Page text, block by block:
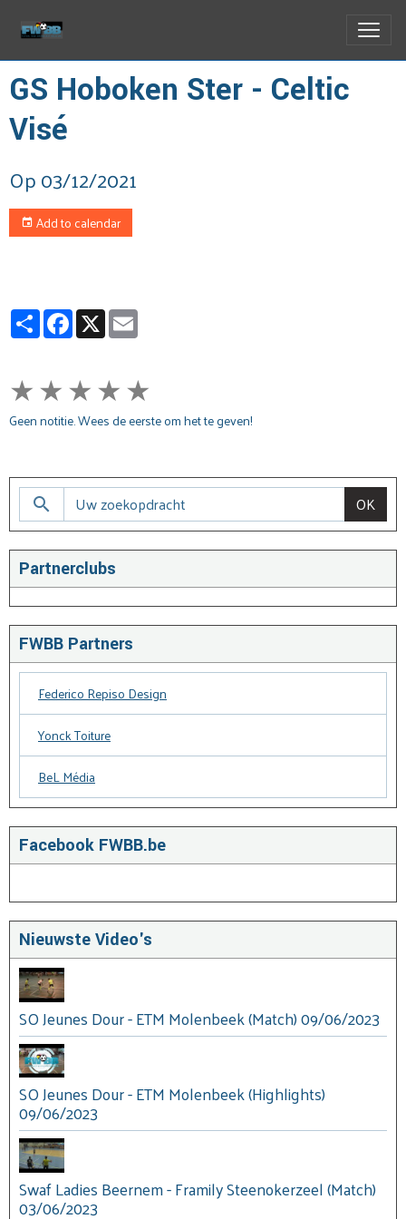
GS Hoboken Ster - Celtic
Visé
Op 03/12/2021
Add to calendar
PartagerFacebook
X
★★★★★
Geen notitie. Wees de eerste om het te geven!
OK
Partnerclubs
FWBB Partners
Federico Repiso Design
Yonck Toiture
BeL Média
Facebook FWBB.be
Nieuwste Video's
SO Jeunes Dour - ETM Molenbeek (Match) 09/06/2023
SO Jeunes Dour - ETM Molenbeek (Highlights)
09/06/2023
Swaf Ladies Beernem - Framily Steenokerzeel (Match)
03/06/2023